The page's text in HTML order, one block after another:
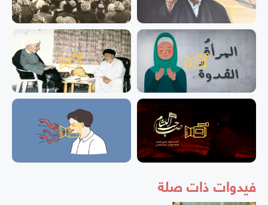
فيدوات ذات صلة